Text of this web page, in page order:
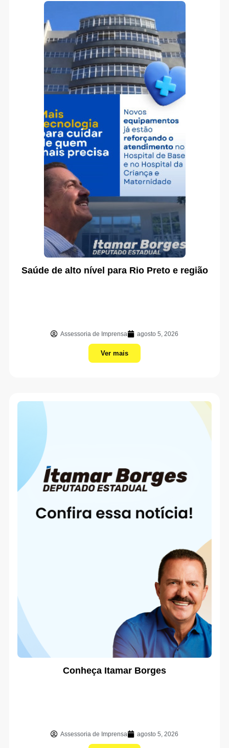
Saúde de alto nível para Rio Preto e região
Assessoria de Imprensa agosto 5, 2026
Ver mais
Conheça Itamar Borges
Assessoria de Imprensa agosto 5, 2026